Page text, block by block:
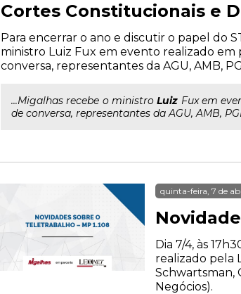
Cortes Constitucionais e
Para encerrar o ano e discutir o papel do
ministro Luiz Fux em evento realizado
conversa, representantes da AGU, AMB,
...Migalhas recebe o ministroLuiz Fux em
de conversa, representantes da AGU, AMB,
quinta-feira, 7 de
Dia 7/4, às
realizado pela
Schwartsman,
Negócios).